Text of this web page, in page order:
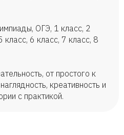
ОГЭ, 1 класс, 2
класс, 6 класс, 7 класс, 8
от простого к
креативность и
с практикой.